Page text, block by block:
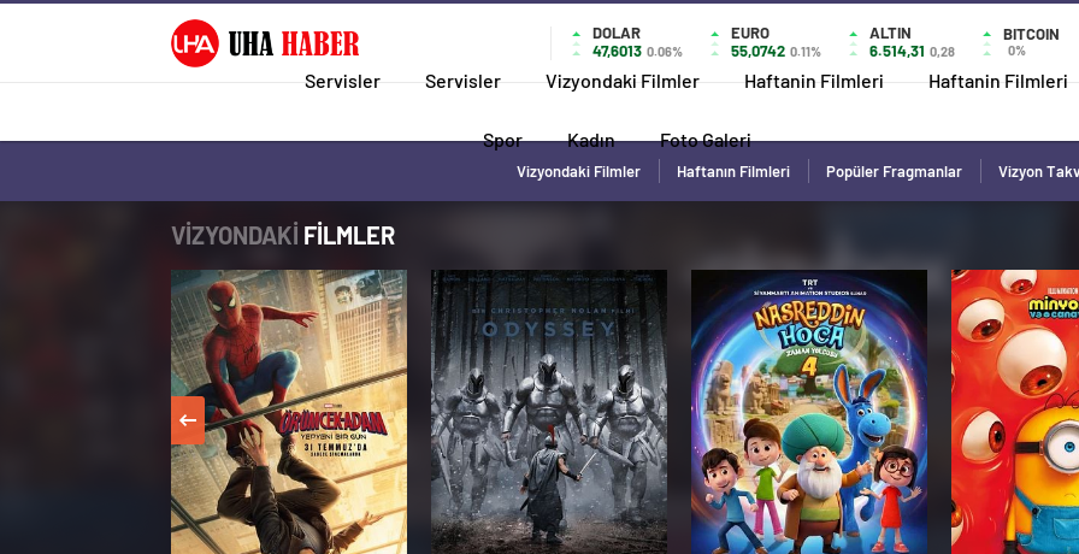
DOLAR
47,6013 0.06%
EURO
55,0742 0.11%
ALTIN
6.514,31 0,28
BITCOIN
0%
Servisler Servisler Vizyondaki Filmler Haftanin Filmleri Haftanin Filmleri
Spor Kadın Foto Galeri
Vizyondaki Filmler Haftanın Filmleri Popüler Fragmanlar Vizyon
VİZYONDAKİ FİLMLER